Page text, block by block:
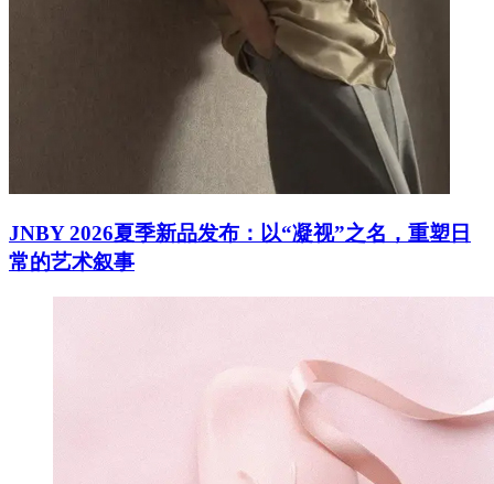
JNBY 2026夏季新品发布：以“凝视”之名，重塑日
常的艺术叙事